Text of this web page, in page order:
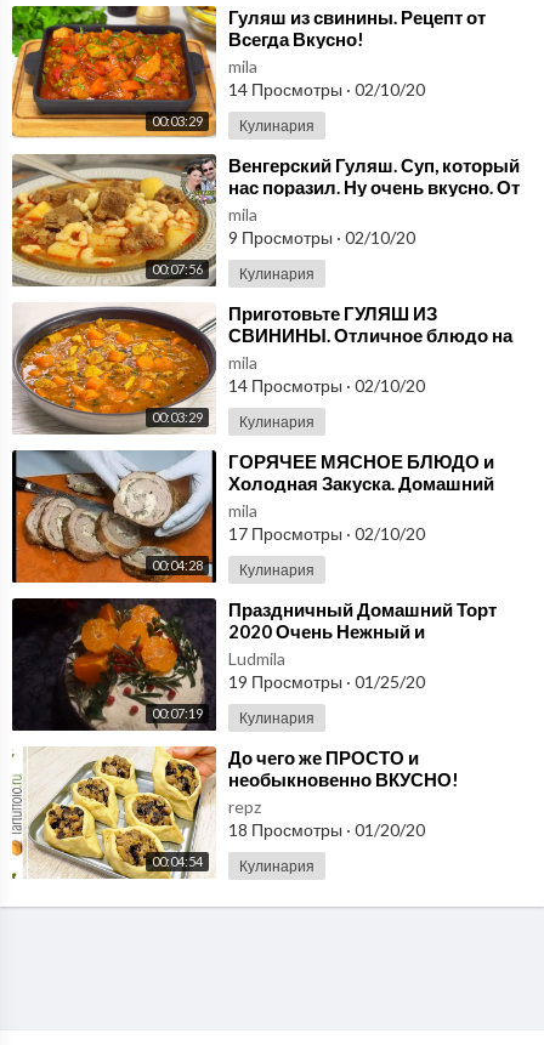
00:03:29
⁣Гуляш из свинины. Рецепт от
Всегда Вкусно!
mila
14 Просмотры · 02/10/20
Кулинария
00:07:56
⁣Венгерский Гуляш. Суп, который
нас поразил. Ну очень вкусно. От
Кухня в Кайф.
mila
9 Просмотры · 02/10/20
Кулинария
00:03:29
⁣Приготовьте ГУЛЯШ ИЗ
СВИНИНЫ. Отличное блюдо на
обед или ужин. Простой рецепт от
Всегда Вкусно!
mila
14 Просмотры · 02/10/20
Кулинария
00:04:28
⁣ГОРЯЧЕЕ МЯСНОЕ БЛЮДО и
Холодная Закуска. Домашний
рецепт для Самых Близких
mila
17 Просмотры · 02/10/20
Кулинария
00:07:19
⁣Праздничный Домашний Торт
2020 Очень Нежный и
Пропитанный/ New Year Cake
Recipe
Ludmila
19 Просмотры · 01/25/20
Кулинария
00:04:54
⁣До чего же ПРОСТО и
необыкновенно ВКУСНО!
Горячее Блюдо и на ПРАЗДНИК, и
на каждый день!
repz
18 Просмотры · 01/20/20
Кулинария